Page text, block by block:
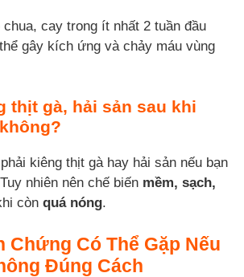
chua, cay trong ít nhất 2 tuần đầu
gây kích ứng và chảy máu vùng
thịt gà, hải sản sau khi
kiêng thịt gà hay hải sản nếu bạn
nhiên nên chế biến mềm, sạch,
còn quá nóng.
Chứng Có Thể Gặp Nếu
Đúng Cách